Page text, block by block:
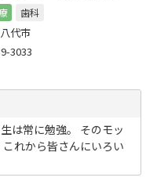
ご用意しています
歯科
代市
3033
は常に勉強。 そのモッ
れから皆さんにいろい